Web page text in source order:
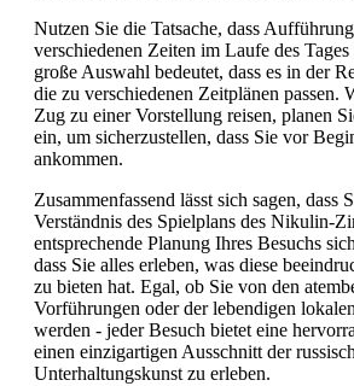
Nutzen Sie die Tatsache, dass
verschiedenen Zeiten im Laufe des
große Auswahl bedeutet, dass es in der
die zu verschiedenen Zeitplänen passen.
Zug zu einer Vorstellung reisen, planen
ein, um sicherzustellen, dass Sie vor
ankommen.
Zusammenfassend lässt sich sagen, dass
Verständnis des Spielplans des Nikulin-
entsprechende Planung Ihres Besuchs
dass Sie alles erleben, was diese
zu bieten hat. Egal, ob Sie von den
Vorführungen oder der lebendigen
werden - jeder Besuch bietet eine
einen einzigartigen Ausschnitt der
Unterhaltungskunst zu erleben.